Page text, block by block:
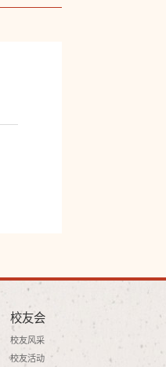
校友会
校友风采
校友活动